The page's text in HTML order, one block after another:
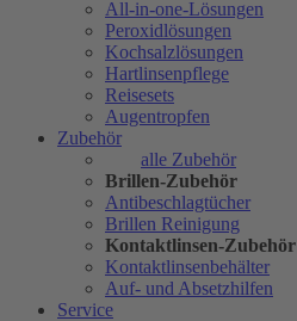
All-in-one-Lösungen
Peroxidlösungen
Kochsalzlösungen
Hartlinsenpflege
Reisesets
Augentropfen
Zubehör
alle Zubehör
Brillen-Zubehör
Antibeschlagtücher
Brillen Reinigung
Kontaktlinsen-Zubehör
Kontaktlinsenbehälter
Auf- und Absetzhilfen
Service